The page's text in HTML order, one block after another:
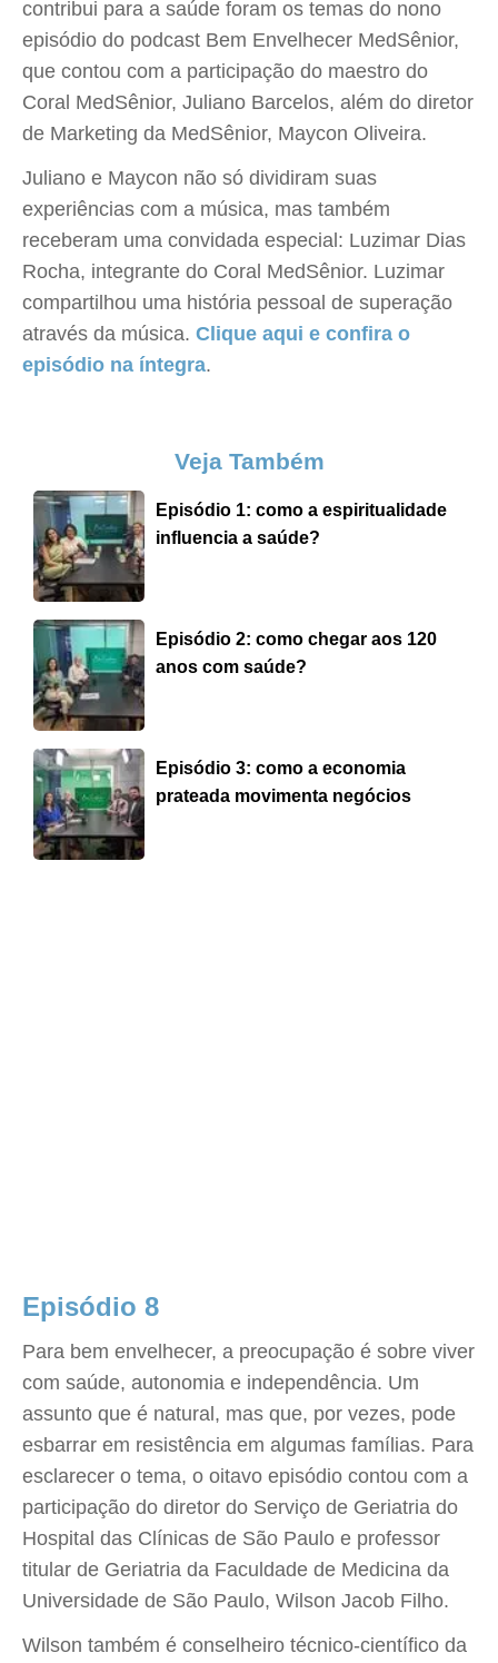
contribui para a saúde foram os temas do nono
episódio do podcast Bem Envelhecer MedSênior,
que contou com a participação do maestro do
Coral MedSênior, Juliano Barcelos, além do diretor
de Marketing da MedSênior, Maycon Oliveira.
Juliano e Maycon não só dividiram suas
experiências com a música, mas também
receberam uma convidada especial: Luzimar Dias
Rocha, integrante do Coral MedSênior. Luzimar
compartilhou uma história pessoal de superação
através da música. Clique aqui e confira o
episódio na íntegra.
Veja Também
Episódio 1: como a espiritualidade
influencia a saúde?
Episódio 2: como chegar aos 120
anos com saúde?
Episódio 3: como a economia
prateada movimenta negócios
Episódio 8
Para bem envelhecer, a preocupação é sobre viver
com saúde, autonomia e independência. Um
assunto que é natural, mas que, por vezes, pode
esbarrar em resistência em algumas famílias. Para
esclarecer o tema, o oitavo episódio contou com a
participação do diretor do Serviço de Geriatria do
Hospital das Clínicas de São Paulo e professor
titular de Geriatria da Faculdade de Medicina da
Universidade de São Paulo, Wilson Jacob Filho.
Wilson também é conselheiro técnico-científico da